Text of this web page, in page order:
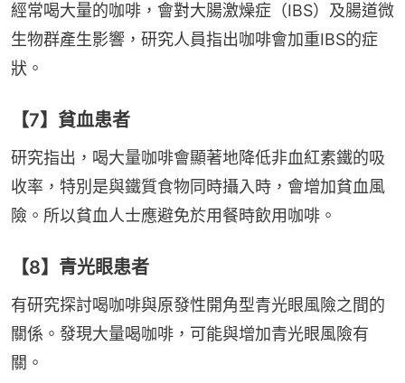
經常喝大量的咖啡，會對大腸激燥症（IBS）及腸道微
生物群產生影響，研究人員指出咖啡會加重IBS的症
狀。
【7】貧血患者
研究指出，喝大量咖啡會顯著地降低非血紅素鐵的吸
收率，特別是與鐵質食物同時攝入時，會增加貧血風
險。所以貧血人士應避免於用餐時飲用咖啡。
【8】青光眼患者
有研究探討喝咖啡與原發性開角型青光眼風險之間的
關係。發現大量喝咖啡，可能與增加青光眼風險有
關。